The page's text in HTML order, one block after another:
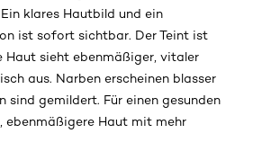
klares Hautbild und ein
ist sofort sichtbar. Der Teint ist
Haut sieht ebenmäßiger, vitaler
aus. Narben erscheinen blasser
sind gemildert. Für einen gesunden
ebenmäßigere Haut mit mehr